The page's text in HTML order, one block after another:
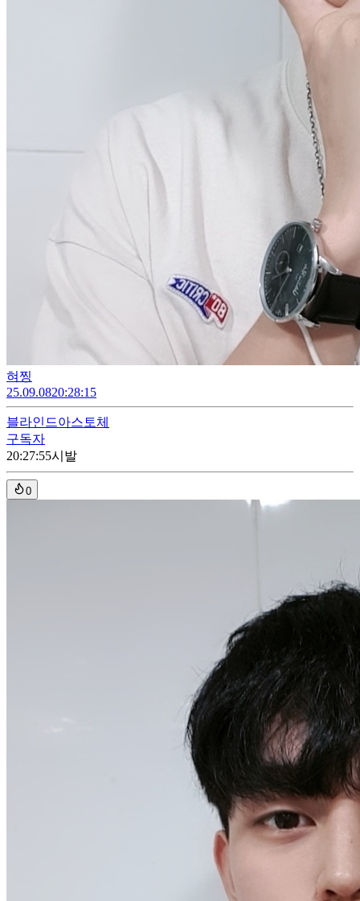
혀찡
25.09.0820:28:15
블라인드아스토체
구독자
20:27:55시발
0